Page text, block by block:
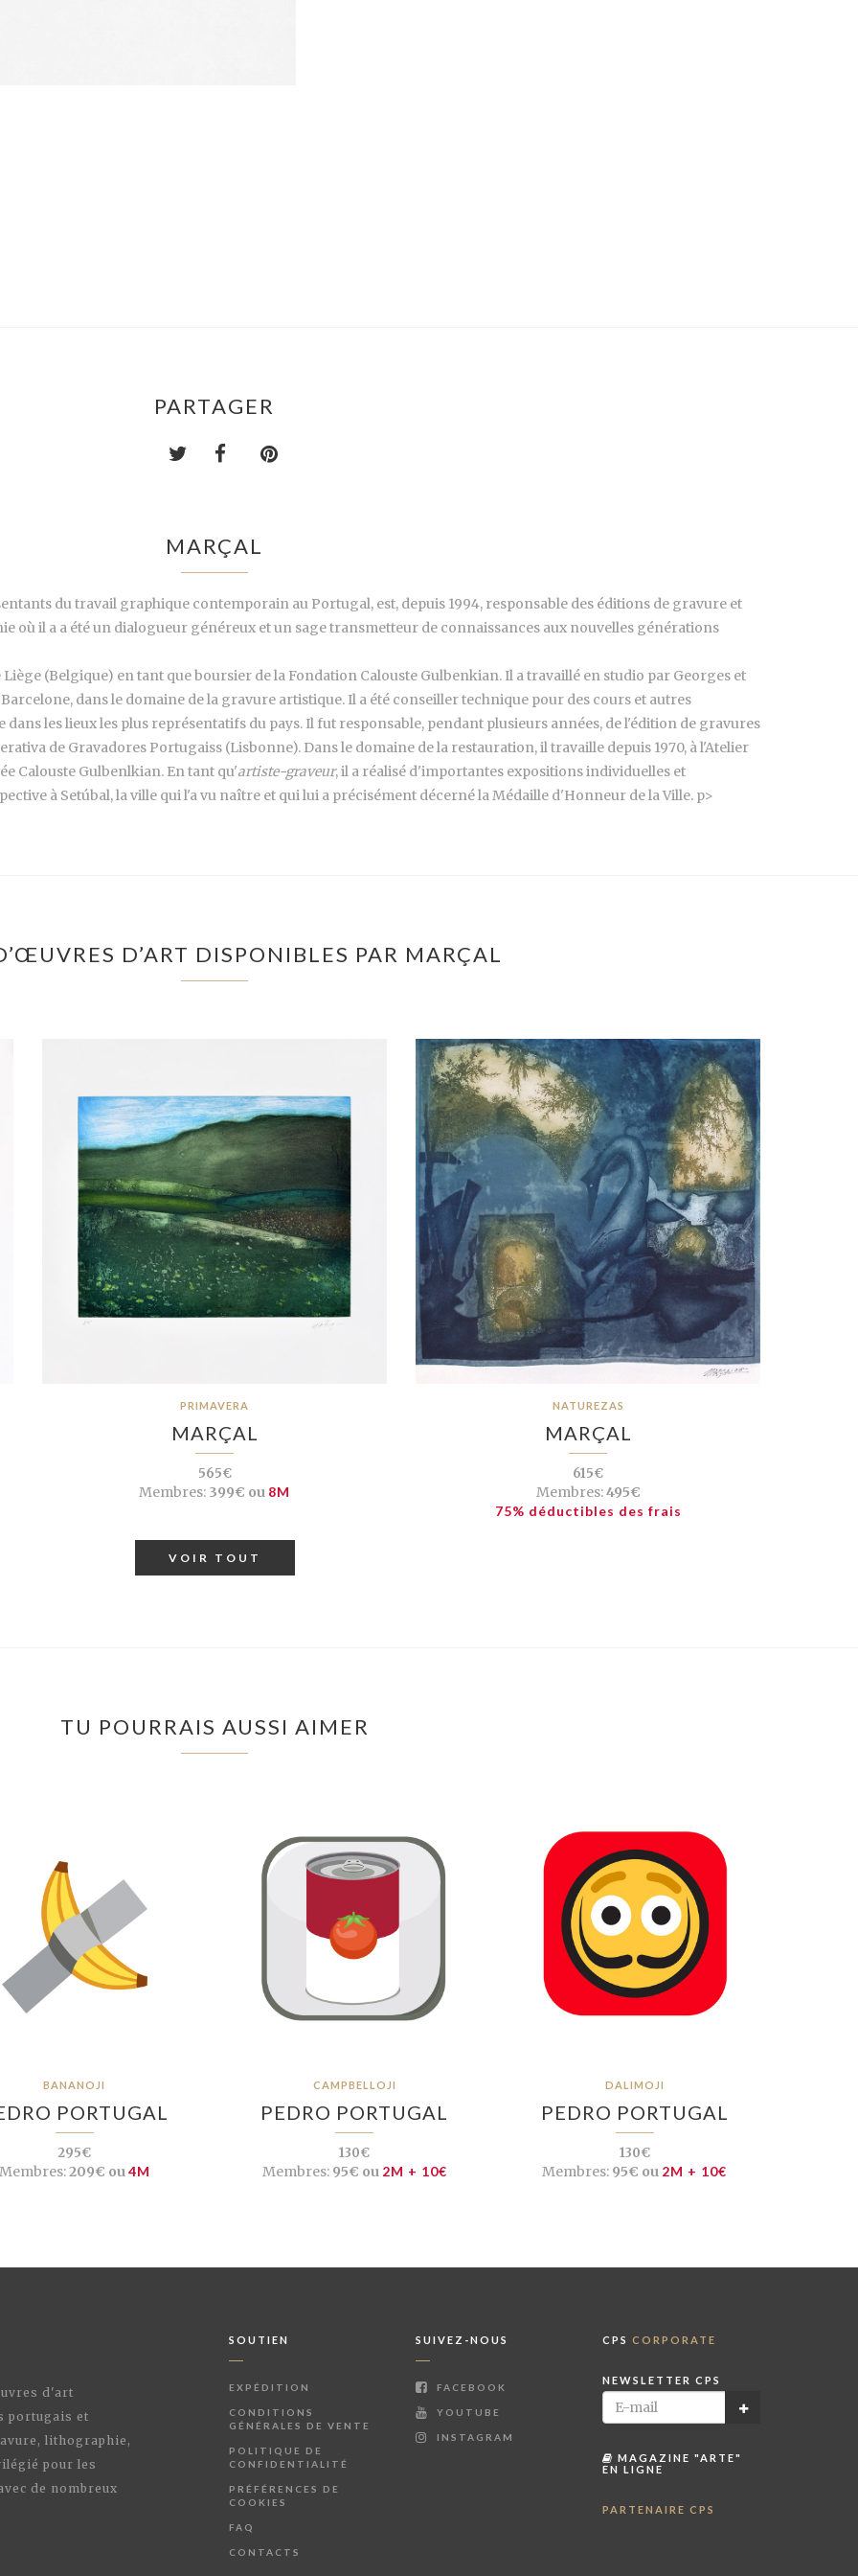
PARTAGER
MARÇAL
du travail graphique contemporain au Portugal, est, depuis 1994, responsable des éditions de gravure et
où il a a été un dialogueur généreux et un sage transmetteur de connaissances aux nouvelles générations
(Belgique) en tant que boursier de la Fondation Calouste Gulbenkian. Il a travaillé en studio par Georges et
dans le domaine de la gravure artistique. Il a été conseiller technique pour des cours et autres
les lieux les plus représentatifs du pays. Il fut responsable, pendant plusieurs années, de l'édition de gravures
de Gravadores Portugaiss (Lisbonne). Dans le domaine de la restauration, il travaille depuis 1970, à l'Atelier
Calouste Gulbenlkian. En tant qu'artiste-graveur, il a réalisé d'importantes expositions individuelles et
à Setúbal, la ville qui l'a vu naître et qui lui a précisément décerné la Médaille d'Honneur de la Ville. p>
D’ART DISPONIBLES PAR MARÇAL
PRIMAVERA
MARÇAL
565€
Membres: 399€ ou 8M
NATUREZAS
MARÇAL
615€
Membres:495€
75% déductibles des frais
VOIR TOUT
TU POURRAIS AUSSI AIMER
BANANOJI
PORTUGAL
295€
209€ ou4M
CAMPBELLOJI
PEDRO PORTUGAL
130€
Membres:95€ ou 2M + 10€
DALIMOJI
PEDRO PORTUGAL
130€
Membres: 95€ ou 2M + 10€
d'art
portugais et
lithographie,
pour les
de nombreux
SOUTIEN
EXPÉDITION
CONDITIONS
GÉNÉRALES DE VENTE
POLITIQUE DE
CONFIDENTIALITÉ
PRÉFÉRENCES DE
COOKIES
FAQ
CONTACTS
SUIVEZ-NOUS
FACEBOOK
YOUTUBE
INSTAGRAM
CPS CORPORATE
NEWSLETTER CPS
MAGAZINE "ARTE"
EN LIGNE
PARTENAIRE CPS